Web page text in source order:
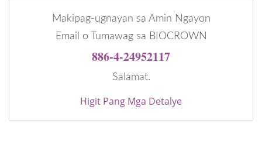
Makipag-ugnayan sa Amin Ngayon
Email o Tumawag sa BIOCROWN
886-4-24952117
Salamat.
Higit Pang Mga Detalye